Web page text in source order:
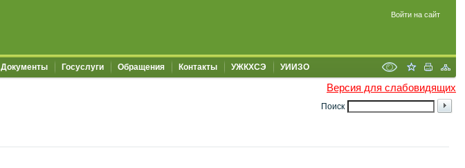
Войти на сайт
Документы Госуслуги Обращения Контакты УЖКХСЭ УИИЗО
Версия для слабовидящих
Поиск